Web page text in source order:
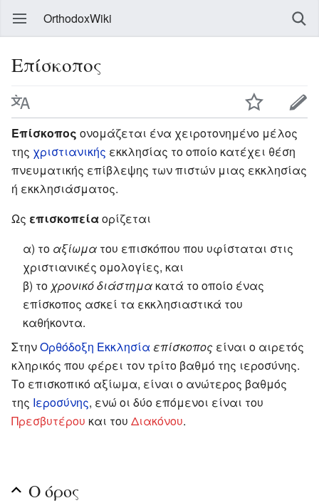
OrthodoxWiki
Επίσκοπος
Επίσκοπος ονομάζεται ένα χειροτονημένο μέλος
της χριστιανικής εκκλησίας το οποίο κατέχει θέση
πνευματικής επίβλεψης των πιστών μιας εκκλησίας
ή εκκλησιάσματος.
Ως επισκοπείαορίζεται
α) το αξίωμα του επισκόπου που υφίσταται στις
χριστιανικές ομολογίες, και
β) το χρονικό διάστημα κατά το οποίο ένας
επίσκοπος ασκεί τα εκκλησιαστικά του
καθήκοντα.
ΣτηνΟρθόδοξη Εκκλησία επίσκοπος είναι ο αιρετός
κληρικός που φέρει τον τρίτο βαθμό της ιεροσύνης.
Το επισκοπικό αξίωμα, είναι ο ανώτερος βαθμός
της Ιεροσύνης, ενώ οι δύο επόμενοι είναι του
Πρεσβυτέρου και του Διακόνου.
Ο όρος